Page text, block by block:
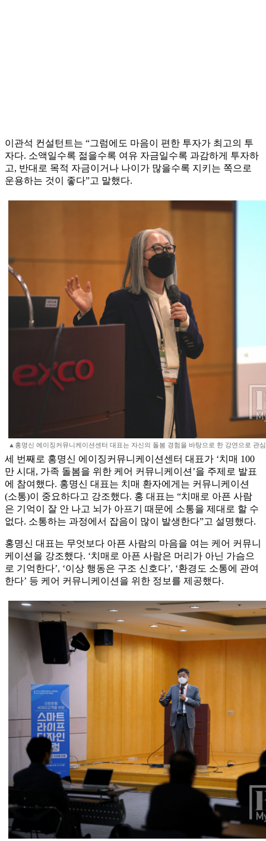
이관석 컨설턴트는 “그럼에도 마음이 편한 투자가 최고의 투
자다. 소액일수록 젊을수록 여유 자금일수록 과감하게 투자하
고, 반대로 목적 자금이거나 나이가 많을수록 지키는 쪽으로
운용하는 것이 좋다”고 말했다.
▲홍명신 에이징커뮤니케이션센터 대표는 자신의 돌봄 경험을 바탕으로 한 강연으로 관
세 번째로 홍명신 에이징커뮤니케이션센터 대표가 ‘치매 100
만 시대, 가족 돌봄을 위한 케어 커뮤니케이션’을 주제로 발표
에 참여했다. 홍명신 대표는 치매 환자에게는 커뮤니케이션
(소통)이 중요하다고 강조했다. 홍 대표는 “치매로 아픈 사람
은 기억이 잘 안 나고 뇌가 아프기 때문에 소통을 제대로 할 수
없다. 소통하는 과정에서 잡음이 많이 발생한다”고 설명했다.
홍명신 대표는 무엇보다 아픈 사람의 마음을 여는 케어 커뮤니
케이션을 강조했다. ‘치매로 아픈 사람은 머리가 아닌 가슴으
로 기억한다’, ‘이상 행동은 구조 신호다’, ‘환경도 소통에 관여
한다’ 등 케어 커뮤니케이션을 위한 정보를 제공했다.